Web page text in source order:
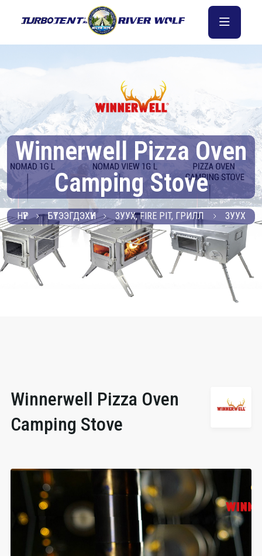
Winnerwell Pizza Oven
Camping Stove
НҮҮР БҮТЭЭГДЭХҮҮН ЗУУХ, FIRE PIT, ГРИЛЛ ЗУУХ
Winnerwell Pizza Oven
Camping Stove